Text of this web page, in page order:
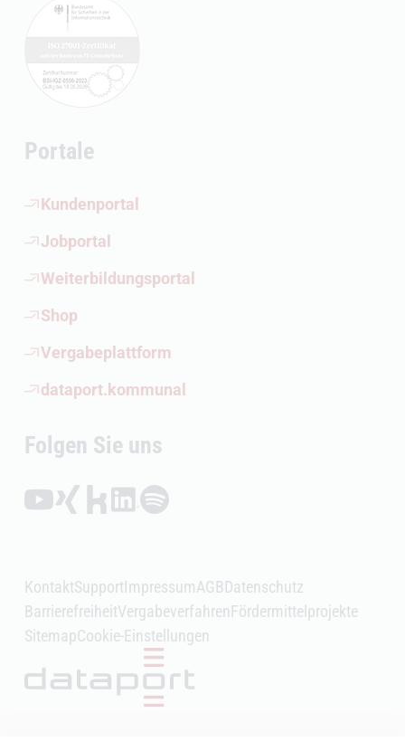
Portale
Kundenportal
(Öffnet externen Link)
Jobportal
(Öffnet externen Link)
Weiterbildungsportal
(Öffnet externen Link)
Shop
(Öffnet externen Link)
Vergabeplattform
(Öffnet externen Link)
dataport.kommunal
(Öffnet externen Link)
Folgen Sie uns
Folgen auf YouTube (Öffnet externen Link)
Folgen auf Xing (Öffnet externen Link)
Folgen auf Kununu (Öffnet externen Link)
Folgen auf LinkedIn (Öffnet externen Link)
Folgen auf Spotify (Öffnet externen Link)
KontaktSupportImpressumAGBDatenschutz
BarrierefreiheitVergabeverfahrenFördermittelprojekte
SitemapCookie-Einstellungen